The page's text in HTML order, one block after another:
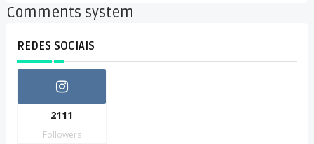
Comments system
REDES SOCIAIS
2111
Followers